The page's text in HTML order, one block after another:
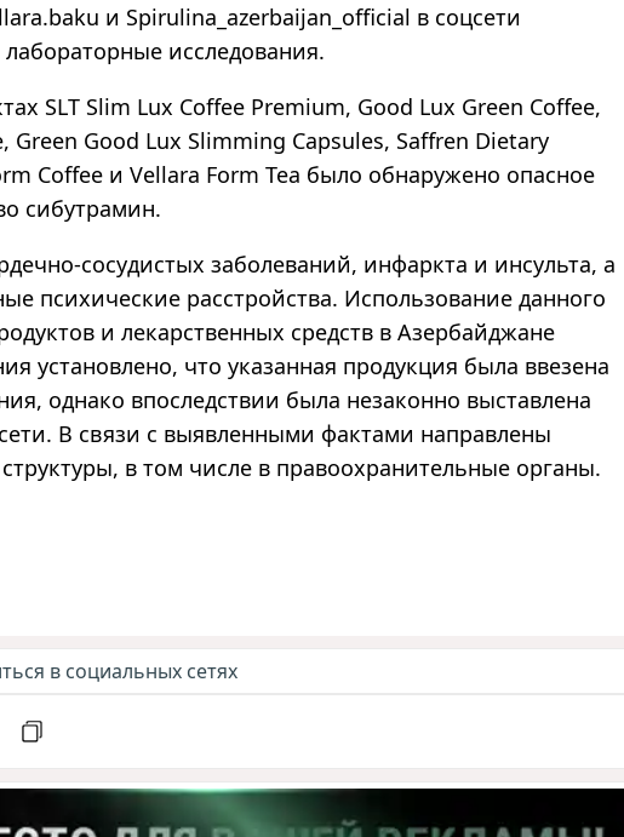
и Spirulina_azerbaijan_official в соцсети
исследования.
SLT Slim Lux Coffee Premium, Good Lux Green Coffee,
Green Good Lux Slimming Capsules, Saffren Dietary
Coffee и Vellara Form Tea было обнаружено опасное
сибутрамин.
сосудистых заболеваний, инфаркта и инсульта, а
психические расстройства. Использование данного
и лекарственных средств в Азербайджане
установлено, что указанная продукция была ввезена
однако впоследствии была незаконно выставлена
В связи с выявленными фактами направлены
в том числе в правоохранительные органы.
в социальных сетях